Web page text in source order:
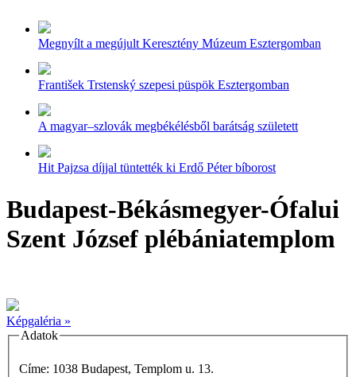
Megnyílt a megújult Keresztény Múzeum Esztergomban
František Trstenský szepesi püspök Esztergomban
A magyar–szlovák megbékélésből barátság született
Hit Pajzsa díjjal tüntették ki Erdő Péter bíborost
Budapest-Békásmegyer-Ófalui
Szent József plébániatemplom
Képgaléria »
Adatok
Címe: 1038 Budapest, Templom u. 13.